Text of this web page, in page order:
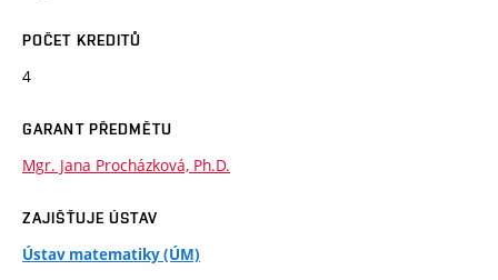
POČET KREDITŮ
4
GARANT PŘEDMĚTU
Mgr. Jana Procházková, Ph.D.
ZAJIŠŤUJE ÚSTAV
Ústav matematiky (ÚM)